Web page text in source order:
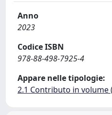
Anno
2023
Codice ISBN
978-88-498-7925-4
Appare nelle tipologie:
2.1 Contributo in volume